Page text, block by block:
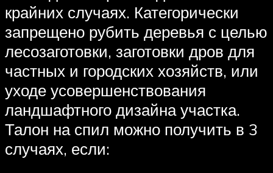
крайних случаях. Категорически
запрещено рубить деревья с целью
лесозаготовки, заготовки дров для
частных и городских хозяйств, или
уходе усовершенствования
ландшафтного дизайна участка.
Талон на спил можно получить в 3
случаях, если: